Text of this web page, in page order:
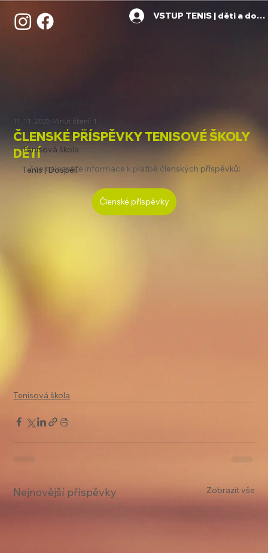
VSTUP TENIS | děti a
Všechny příspěvky
Tenisová škola
Tenis | Dospělí
ČLENSKÉ PŘÍSPĚVKY TENISOVÉ ŠKOLY
DĚTÍ
11. 11. 2023 Minut čtení: 1
Zde naleznete informace k platbě členských příspěvků:
Členské příspěvky
Tenisová škola
Nejnovější příspěvky Zobrazit vše